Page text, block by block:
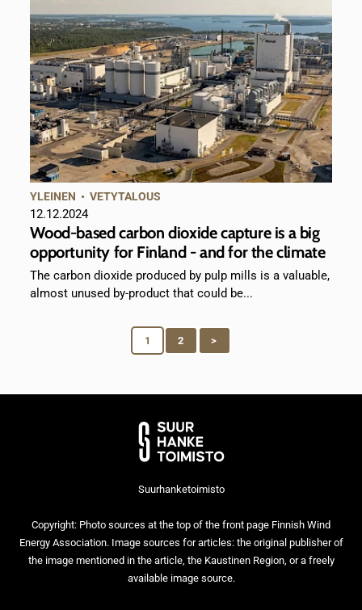
YLEINEN •VETYTALOUS
12.12.2024
Wood-based carbon dioxide capture is a big
opportunity for Finland - and for the climate
The carbon dioxide produced by pulp mills is a valuable,
almost unused by-product that could be...
1 2 >
Suurhanketoimisto
Copyright: Photo sources at the top of the front page Finnish Wind
Energy Association. Image sources for articles: the original publisher of
the image mentioned in the article, the Kaustinen Region, or a freely
available image source.